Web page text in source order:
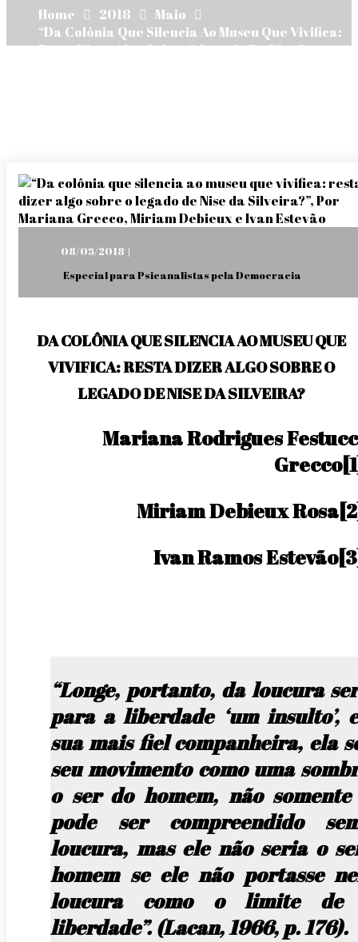
Home 2018
Maio
“Da Colônia Que Silencia Ao Museu Que Vivifica:
Resta Dizer Algo Sobre O Legado De Nise Da
Posted
08/05/2018
Especial para Psicanalistas pela Democracia
DA COLÔNIA QUE SILENCIA AO MUSEU QUE
VIVIFICA: RESTA DIZER ALGO SOBRE O
LEGADO DE NISE DA SILVEIRA?
Mariana Rodrigues
Grecco
Miriam Debieux Rosa
Ivan Ramos Estevão
“Longe, portanto, da loucura
para a liberdade ‘um insulto’,
sua mais fiel companheira, ela
seu movimento como uma
o ser do homem, não somente
pode ser compreendido
loucura, mas ele não seria o
homem se ele não portasse
loucura como o limite de
liberdade”. (Lacan, 1966, p. 176).